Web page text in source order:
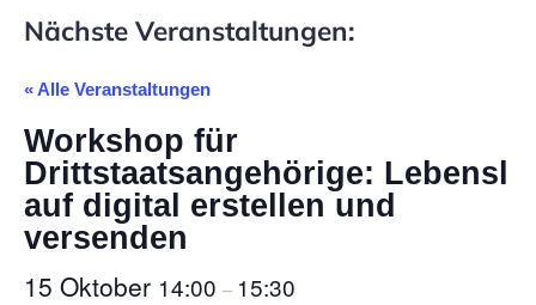
Nächste Veranstaltungen:
« Alle Veranstaltungen
Workshop für
Drittstaatsangehörige: Lebensl
auf digital erstellen und
versenden
15 Oktober 14:00 – 15:30